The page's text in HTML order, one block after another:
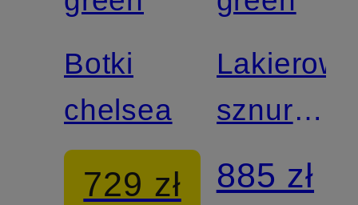
Botki
chelsea
729 zł
botki
885 zł